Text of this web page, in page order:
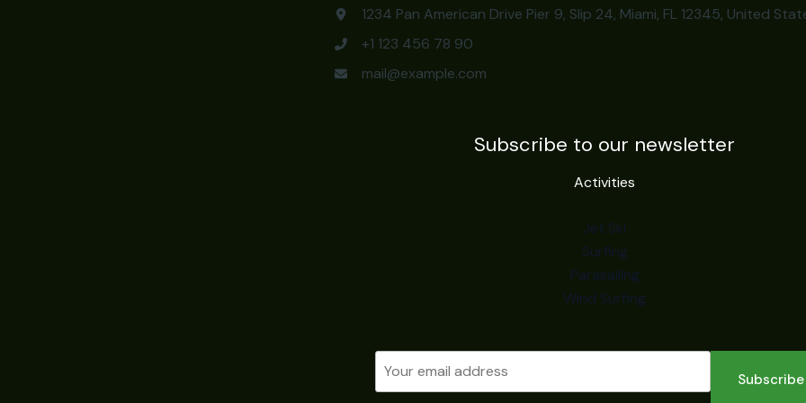
1234 Pan American Drive Pier 9, Slip 24, Miami, FL 12345, United
+1 123 456 78 90
mail@example.com
Subscribe to our newsletter
Activities
Jet Ski
Surfing
Parasailing
Wind Surfing
Subscribe